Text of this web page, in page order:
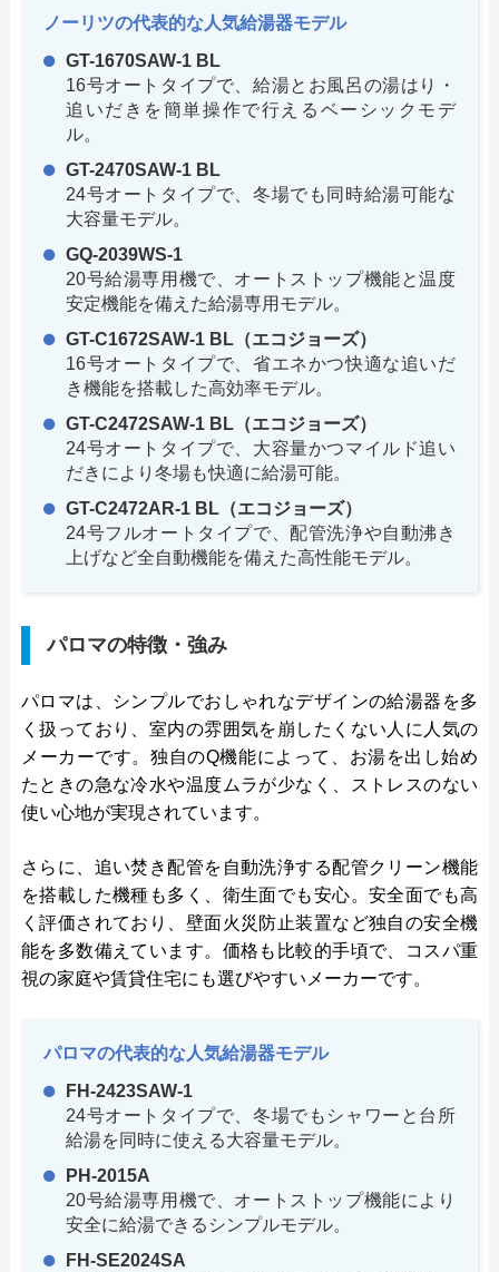
ノーリツの代表的な人気給湯器モデル
GT-1670SAW-1 BL
16号オートタイプで、給湯とお風呂の湯はり・
追いだきを簡単操作で行えるベーシックモデ
ル。
GT-2470SAW-1 BL
24号オートタイプで、冬場でも同時給湯可能な
大容量モデル。
GQ-2039WS-1
20号給湯専用機で、オートストップ機能と温度
安定機能を備えた給湯専用モデル。
GT-C1672SAW-1 BL（エコジョーズ）
16号オートタイプで、省エネかつ快適な追いだ
き機能を搭載した高効率モデル。
GT-C2472SAW-1 BL（エコジョーズ）
24号オートタイプで、大容量かつマイルド追い
だきにより冬場も快適に給湯可能。
GT-C2472AR-1 BL（エコジョーズ）
24号フルオートタイプで、配管洗浄や自動沸き
上げなど全自動機能を備えた高性能モデル。
パロマの特徴・強み
パロマは、シンプルでおしゃれなデザインの給湯器を多
く扱っており、室内の雰囲気を崩したくない人に人気の
メーカーです。独自のQ機能によって、お湯を出し始め
たときの急な冷水や温度ムラが少なく、ストレスのない
使い心地が実現されています。
さらに、追い焚き配管を自動洗浄する配管クリーン機能
を搭載した機種も多く、衛生面でも安心。安全面でも高
く評価されており、壁面火災防止装置など独自の安全機
能を多数備えています。価格も比較的手頃で、コスパ重
視の家庭や賃貸住宅にも選びやすいメーカーです。
パロマの代表的な人気給湯器モデル
FH-2423SAW-1
24号オートタイプで、冬場でもシャワーと台所
給湯を同時に使える大容量モデル。
PH-2015A
20号給湯専用機で、オートストップ機能により
安全に給湯できるシンプルモデル。
FH-SE2024SA